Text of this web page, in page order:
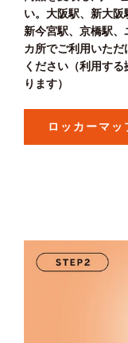
い。大阪駅、新大阪
新今宮駅、京橋駅、
カ所でご利用いた
ください（利用す
ります）
ロッカーマッ